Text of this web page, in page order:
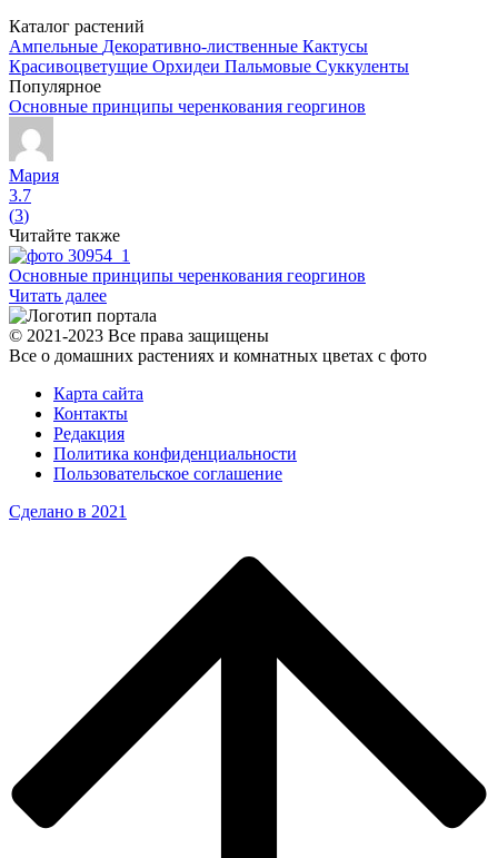
Каталог растений
Ампельные Декоративно-лиственные Кактусы
Красивоцветущие Орхидеи Пальмовые Суккуленты
Популярное
Основные принципы черенкования георгинов
Мария
3.7
(3)
Читайте также
Основные принципы черенкования георгинов
Читать далее
© 2021-2023 Все права защищены
Все о домашних растениях и комнатных цветах с фото
Карта сайта
Контакты
Редакция
Политика конфиденциальности
Пользовательское соглашение
Сделано в 2021